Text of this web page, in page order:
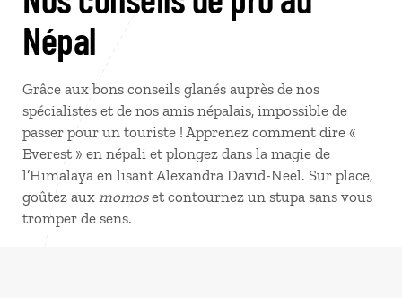
Népal
Grâce aux bons conseils glanés auprès de nos
spécialistes et de nos amis népalais, impossible de
passer pour un touriste ! Apprenez comment dire «
Everest » en népali et plongez dans la magie de
l’Himalaya en lisant Alexandra David-Neel. Sur place,
goûtez aux momoset contournez un stupa sans vous
tromper de sens.